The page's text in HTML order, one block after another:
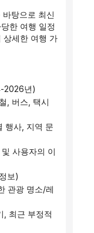
한 여행 일정
상세한 여행 가
2026년)
보)